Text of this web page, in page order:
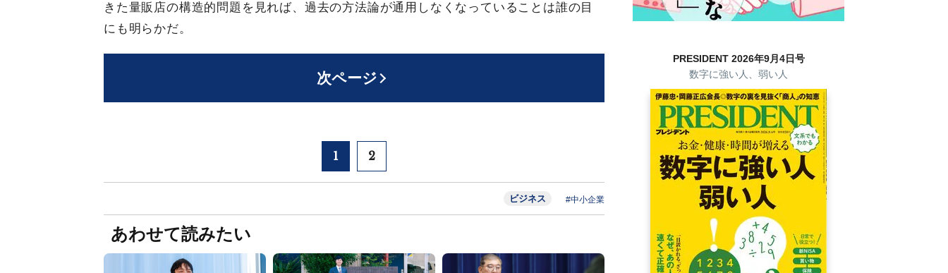
きた量販店の構造的問題を見れば、過去の方法論が通用しなくなっていることは誰の目
にも明らかだ。
次ページ
1 2
ビジネス #中小企業
あわせて読みたい
PRESIDENT 2026年9月4日号
数字に強い人、弱い人